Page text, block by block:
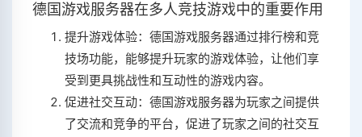
德国游戏服务器在多人竞技游戏中的重要作用
提升游戏体验：德国游戏服务器通过排行榜和竞
技场功能，能够提升玩家的游戏体验，让他们享
受到更具挑战性和互动性的游戏内容。
促进社交互动：德国游戏服务器为玩家之间提供
了交流和竞争的平台，促进了玩家之间的社交互